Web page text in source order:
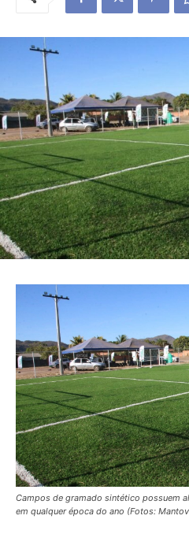
Campos de gramado sintético possuem
em qualquer época do ano (Fotos: